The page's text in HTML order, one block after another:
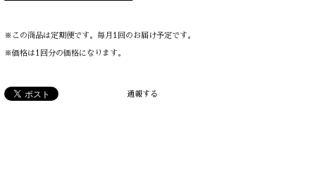
※この商品は定期便です。毎月1回のお届け予定です。
※価格は1回分の価格になります。
通報する